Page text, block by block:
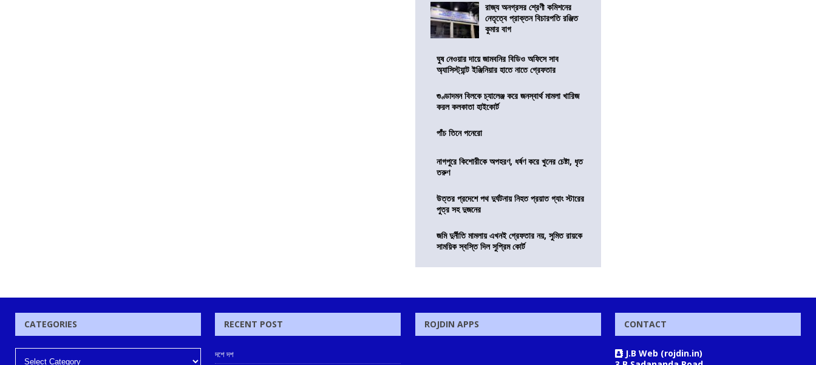
রাজ্য অনগ্রসর শ্রেণী কমিশনের
নেতৃত্বে প্রাক্তন বিচারপতি রঞ্জিত
কুমার বাগ
ঘুষ নেওয়ার দায়ে জামবনির বিডিও অফিসে সাব
অ্যাসিস্ট্যান্ট ইঞ্জিনিয়ার হাতে নাতে গ্রেফতার
গুণ্ডাদমন বিলকে চ্যালেঞ্জ করে জনস্বার্থ মামলা খারিজ
করল কলকাতা হাইকোর্ট
পাঁচ তিনে পনেরো
নাগপুরে কিশোরীকে অপহরণ, ধর্ষণ করে খুনের চেষ্টা, ধৃত
তরুণ
উত্তর প্রদেশে পথ দুর্ঘটনায় নিহত প্রয়াত গ্যাং স্টারের
পুত্র সহ দুজনের
জমি দুর্নীতি মামলায় এখনই গ্রেফতার নয়, সুমিত রায়কে
সাময়িক স্বস্তি দিল সুপ্রিম কোর্ট
CATEGORIES RECENT POST
দশে দশ
ROJDIN APPS CONTACT
J.B Web (rojdin.in)